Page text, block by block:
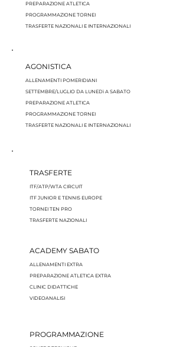
PREPARAZIONE ATLETICA
PROGRAMMAZIONE TORNEI
TRASFERTE NAZIONALI E INTERNAZIONALI
AGONISTICA
ALLENAMENTI POMERIDIANI
SETTEMBRE/LUGLIO DA LUNEDì A SABATO
PREPARAZIONE ATLETICA
PROGRAMMAZIONE TORNEI
TRASFERTE NAZIONALI E INTERNAZIONALI
TRASFERTE
ITF/ATP/WTA CIRCUIT
ITF JUNIOR E TENNIS EUROPE
TORNEI TEN PRO
TRASFERTE NAZIONALI
ACADEMY SABATO
ALLENAMENTI EXTRA
PREPARAZIONE ATLETICA EXTRA
CLINIC DIDATTICHE
VIDEOANALISI
PROGRAMMAZIONE